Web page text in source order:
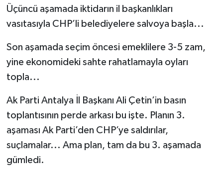
Üçüncü aşamada iktidarın il başkanlıkları
vasıtasıyla CHP’li belediyelere salvoya başla...
Son aşamada seçim öncesi emeklilere 3-5 zam,
yine ekonomideki sahte rahatlamayla oyları
topla...
Ak Parti Antalya İl Başkanı Ali Çetin’in basın
toplantısının perde arkası bu işte. Planın 3.
aşaması Ak Parti’den CHP’ye saldırılar,
suçlamalar... Ama plan, tam da bu 3. aşamada
gümledi.